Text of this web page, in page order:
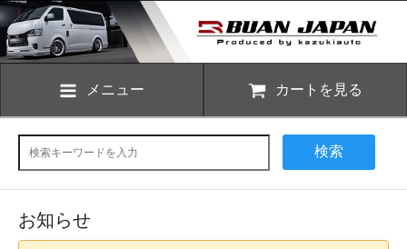
メニュー カートを見る
検索
お知らせ